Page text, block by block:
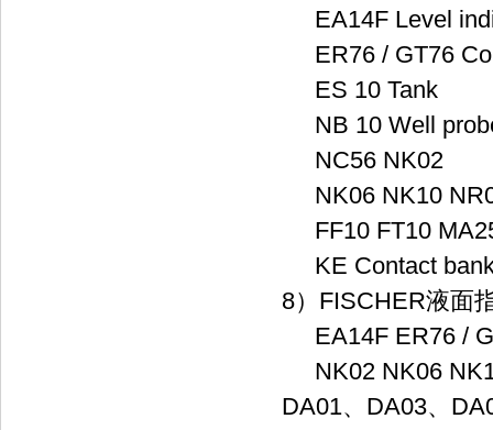
EA14F Level
ER76 / GT76
ES 10 Tank
NB 10 Well
NC56 NK02
NK06 NK10
FF10 FT10
KE Contact
8）FISCHER液面
EA14F ER76 /
NK02 NK06
DA01、DA03、